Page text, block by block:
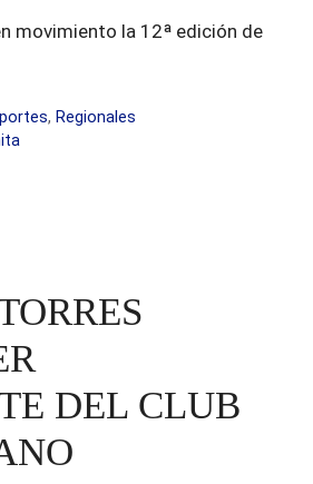
movimiento la 12ª edición de
, Regionales
DEL CLUB